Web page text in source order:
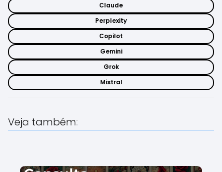
Claude
Perplexity
Copilot
Gemini
Grok
Mistral
Veja também: